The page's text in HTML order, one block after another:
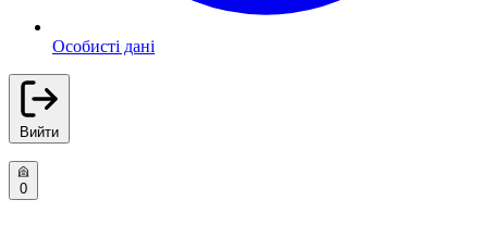
Особисті дані
Вийти
0